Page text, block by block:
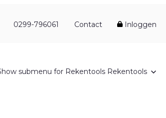
0299-796061 Contact Inloggen
submenu for Rekentools Rekentools